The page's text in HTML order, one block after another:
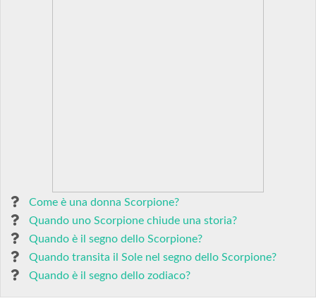
Come è una donna Scorpione?
Quando uno Scorpione chiude una storia?
Quando è il segno dello Scorpione?
Quando transita il Sole nel segno dello Scorpione?
Quando è il segno dello zodiaco?